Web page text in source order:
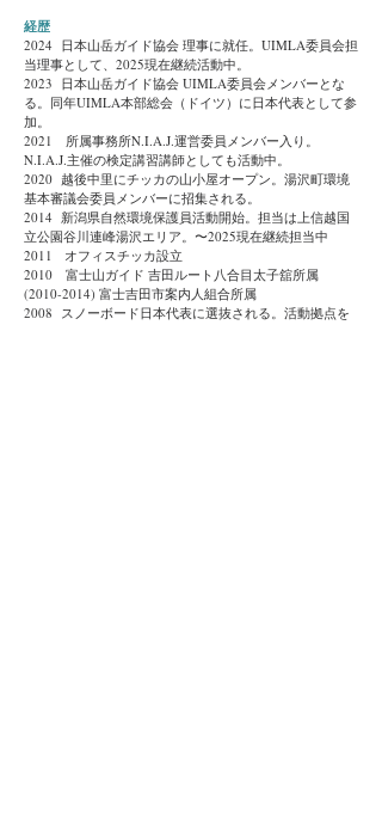
経歴
2024 日本山岳ガイド協会 理事に就任。UIMLA委員会担
当理事として、2025現在継続活動中。
2023 日本山岳ガイド協会 UIMLA委員会メンバーとな
る。同年UIMLA本部総会（ドイツ）に日本代表として参
加。
2021 所属事務所N.I.A.J.運営委員メンバー入り。
N.I.A.J.主催の検定講習講師としても活動中。
2020 越後中里にチッカの山小屋オープン。湯沢町環境
基本審議会委員メンバーに招集される。
2014 新潟県自然環境保護員活動開始。担当は上信越国
立公園谷川連峰湯沢エリア。〜2025現在継続担当中
2011 オフィスチッカ設立
2010 富士山ガイド 吉田ルート八合目太子舘所属
(2010-2014) 富士吉田市案内人組合所属
2008 スノーボード日本代表に選抜される。活動拠点を